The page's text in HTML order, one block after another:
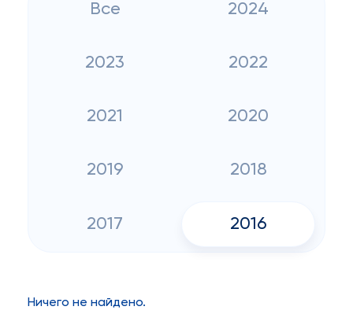
Все 2024
2023 2022
2021 2020
2019 2018
2017 2016
Ничего не найдено.